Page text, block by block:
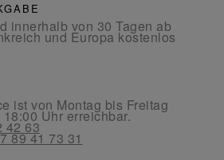
innerhalb von 30 Tagen ab
und Europa kostenlos
ist von Montag bis Freitag
Uhr erreichbar.
42 63
89 41 73 31